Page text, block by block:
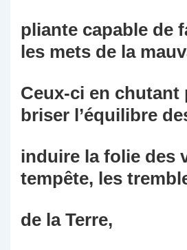
pliante capable de
les mets de la
Ceux-ci en chutant
briser l’équilibre
induire la folie des
tempête, les
de la Terre,